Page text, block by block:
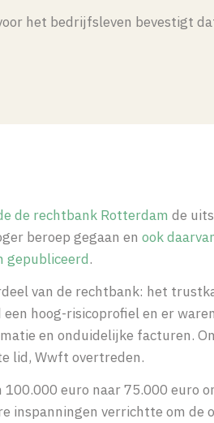
het bedrijfsleven bevestigt
de rechtbank Rotterdam de
beroep gegaan en ook
gepubliceerd.
van de rechtbank: het
hoog-risicoprofiel en er
en onduidelijke facturen.
lid, Wwft overtreden.
100.000 euro naar 75.000
inspanningen verrichtte om